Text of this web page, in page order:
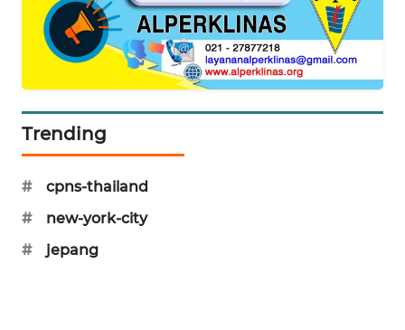
Trending
#
cpns-thailand
#
new-york-city
#
jepang
SIDIKALANG
NEWS
SIBARAGAS
NEWS
METRO
NEWS